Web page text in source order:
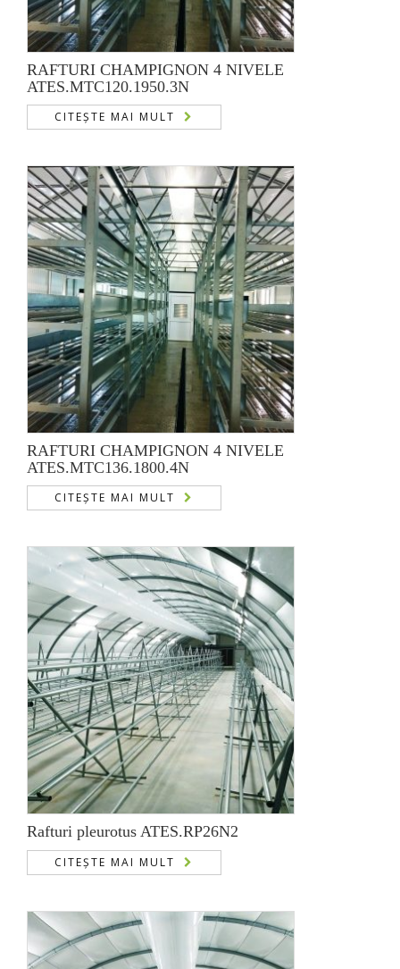
RAFTURI CHAMPIGNON 4 NIVELE
ATES.MTC120.1950.3N
CITEȘTE MAI MULT
RAFTURI CHAMPIGNON 4 NIVELE
ATES.MTC136.1800.4N
CITEȘTE MAI MULT
Rafturi pleurotus ATES.RP26N2
CITEȘTE MAI MULT